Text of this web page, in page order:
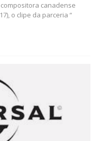
canadense
o clipe da parceria “